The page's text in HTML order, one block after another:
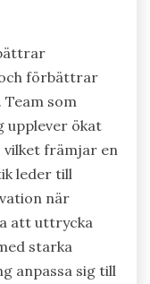
förbättrar
som
upplever ökat
främjar en
leder till
när
att uttrycka
starka
anpassa sig till